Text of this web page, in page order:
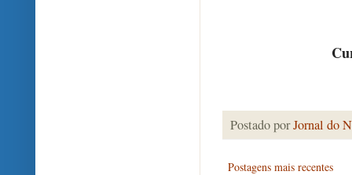
Postado porJornal do
Postagens mais recentes